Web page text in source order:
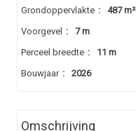
Grondoppervlakte :
487 m²
Voorgevel :
7 m
Perceel breedte :
11 m
Bouwjaar : 2026
Omschrijving